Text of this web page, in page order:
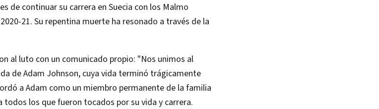
de continuar su carrera en Suecia con los Malmo
21. Su repentina muerte ha resonado a través de la
al luto con un comunicado propio: "Nos unimos al
de Adam Johnson, cuya vida terminó trágicamente
a Adam como un miembro permanente de la familia
todos los que fueron tocados por su vida y carrera.